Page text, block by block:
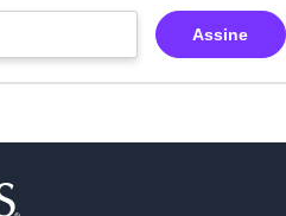
Assine